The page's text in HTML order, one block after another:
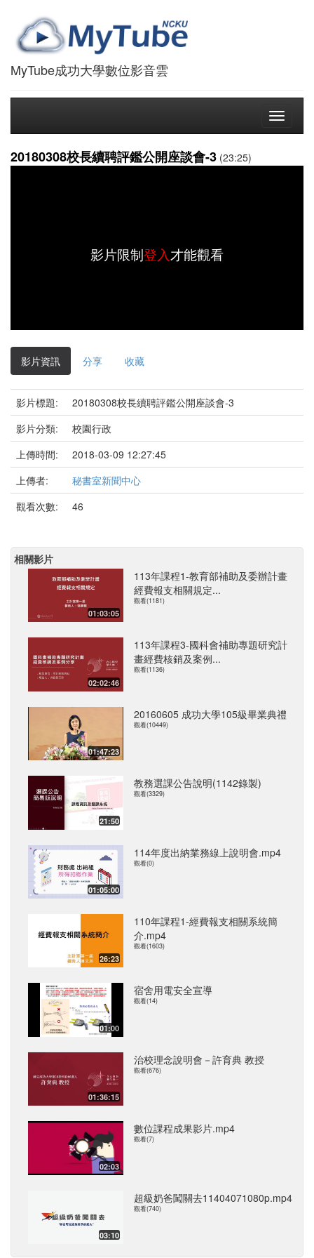
MyTube成功大學數位影音雲
Toggle
20180308校長續聘評鑑公開座談會-3 (23:25)
影片限制登入才能觀看
影片資訊 分享 收藏
影片標題:
20180308校長續聘評鑑公開座談會-3
影片分類:
校園行政
上傳時間:
2018-03-09 12:27:45
上傳者:
秘書室新聞中心
觀看次數:
46
相關影片
01:03:05
113年課程1-教育部補助及委辦計畫
經費報支相關規定...
觀看(1181)
02:02:46
113年課程3-國科會補助專題研究計
畫經費核銷及案例...
觀看(1136)
01:47:23
20160605 成功大學105級畢業典禮
觀看(10449)
21:50
教務選課公告說明(1142錄製)
觀看(3329)
01:05:00
114年度出納業務線上說明會.mp4
觀看(0)
26:23
110年課程1-經費報支相關系統簡
介.mp4
觀看(1603)
01:00
宿舍用電安全宣導
觀看(14)
01:36:15
治校理念說明會－許育典 教授
觀看(676)
02:03
數位課程成果影片.mp4
觀看(7)
03:10
超級奶爸闖關去11404071080p.mp4
觀看(740)